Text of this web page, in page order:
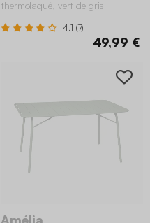
thermolaqué, vert de gris
4.1 (7)
49,99 €
Amélia